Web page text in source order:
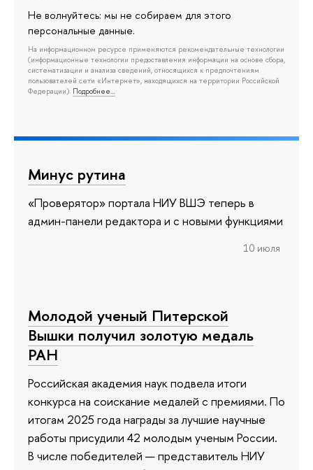
Не волнуйтесь: мы не собираем для этого
персональные данные.
На информационном ресурсе применяются рекомендательные технологии
(информационные технологии предоставления информации на основе сбора,
систематизации и анализа сведений, относящихся к предпочтениям
пользователей сети «Интернет», находящихся на территории Российской
Федерации). Подробнее…
Минус рутина
«Проверятор» портала НИУ ВШЭ теперь в
админ-панели редактора и с новыми функциями
10 июля
Молодой ученый Питерской
Вышки получил золотую медаль
РАН
Российская академия наук подвела итоги
конкурса на соискание медалей с премиями. По
итогам 2025 года награды за лучшие научные
работы присудили 42 молодым ученым России.
В числе победителей — представитель НИУ